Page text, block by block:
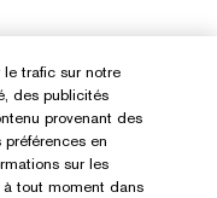
trafic sur notre
des publicités
provenant des
préférences en
sur les
tout moment dans